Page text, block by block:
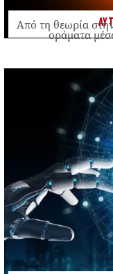
Από τη θεωρία
οράματα